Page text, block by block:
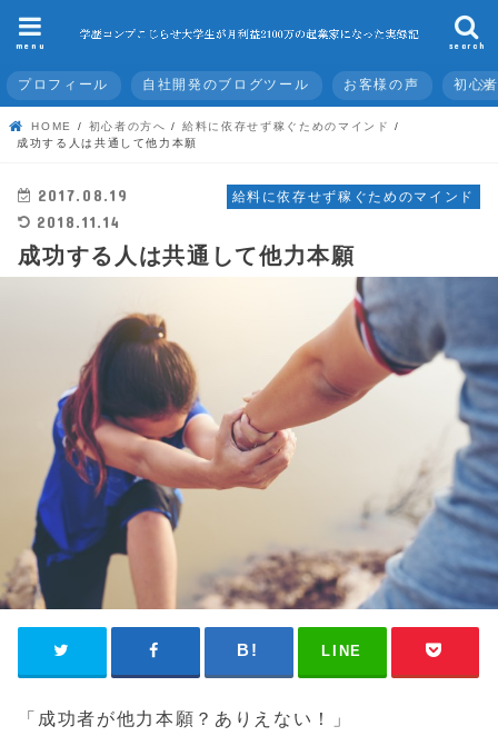
search
menu
プロフィール 自社開発のブログツール お客様の声 初心
HOME 初心者の方へ
給料に依存せず稼ぐためのマインド
成功する人は共通して他力本願
給料に依存せず稼ぐためのマインド
2017.08.19
2018.11.14
成功する人は共通して他力本願
LINE
「成功者が他力本願？ありえない！」